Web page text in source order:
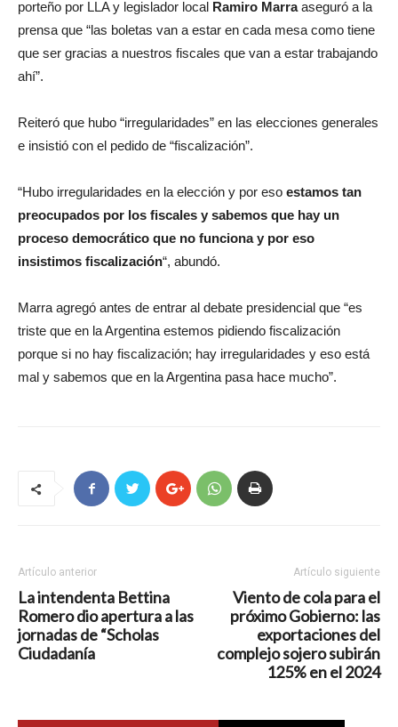
porteño por LLA y legislador local Ramiro Marraaseguró a la
prensa que “las boletas van a estar en cada mesa como tiene
que ser gracias a nuestros fiscales que van a estar trabajando
ahí”.
Reiteró que hubo “irregularidades” en las elecciones generales
e insistió con el pedido de “fiscalización”.
“Hubo irregularidades en la elección y por eso estamos tan
preocupados por los fiscales y sabemos que hay un
proceso democrático que no funciona y por eso
insistimos fiscalización“, abundó.
Marra agregó antes de entrar al debate presidencial que “es
triste que en la Argentina estemos pidiendo fiscalización
porque si no hay fiscalización; hay irregularidades y eso está
mal y sabemos que en la Argentina pasa hace mucho”.
Artículo anterior
La intendenta Bettina
Romero dio apertura a las
jornadas de “Scholas
Ciudadanía
Artículo siguiente
Viento de cola para el
próximo Gobierno: las
exportaciones del
complejo sojero subirán
125% en el 2024